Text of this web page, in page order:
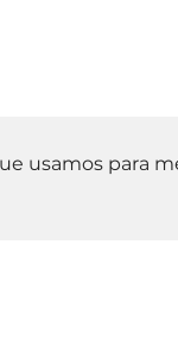
usamos para